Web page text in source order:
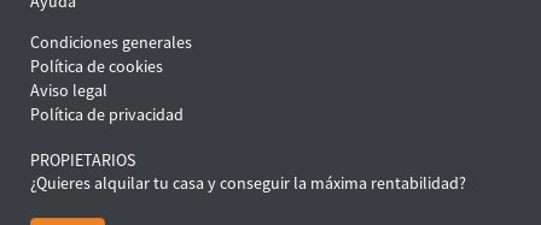
Condiciones generales
Política de cookies
Aviso legal
Política de privacidad
PROPIETARIOS
¿Quieres alquilar tu casa y conseguir la máxima rentabilidad?